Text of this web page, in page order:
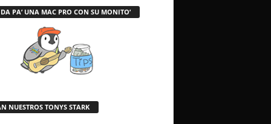
PA’ UNA MAC PRO CON SU MONITO’
NUESTROS TONYS STARK